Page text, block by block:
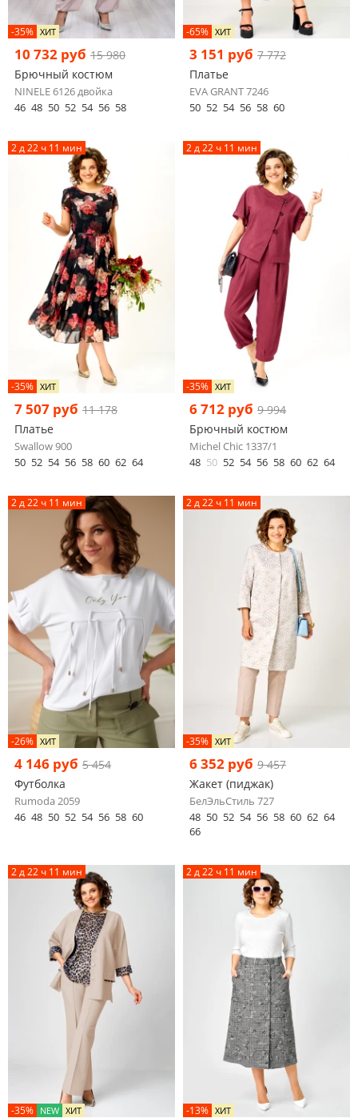
-35% ХИТ
10 732 руб 15 980
Брючный костюм
NINELE 6126 двойка
46 48 50 52 54 56 58
-65% ХИТ
3 151 руб 7 772
Платье
EVA GRANT 7246
50 52 54 56 58 60
2 д 22 ч 11 мин
-35% ХИТ
7 507 руб 11 178
Платье
Swallow 900
50 52 54 56 58 60 62 64
2 д 22 ч 11 мин
-35% ХИТ
6 712 руб 9 994
Брючный костюм
Michel Chic 1337/1
48 50 52 54 56 58 60 62 64
2 д 22 ч 11 мин
-26% ХИТ
4 146 руб 5 454
Футболка
Rumoda 2059
46 48 50 52 54 56 58 60
2 д 22 ч 11 мин
-35% ХИТ
6 352 руб 9 457
Жакет (пиджак)
БелЭльСтиль 727
48 50 52 54 56 58 60 62 64
66
2 д 22 ч 11 мин
-35% NEW ХИТ
2 д 22 ч 11 мин
-13% ХИТ